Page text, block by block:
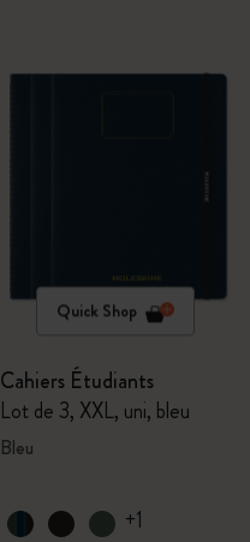
Quick Shop
Cahiers Étudiants
Lot de 3, XXL, uni, bleu
Bleu
+1